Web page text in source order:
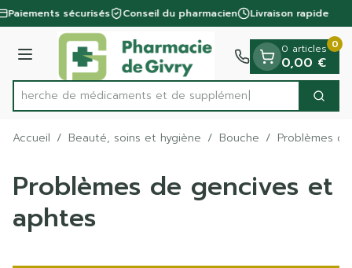
Aller au contenu
1 de 1
Paiements sécurisés Conseil du pharmacien Livraison rapide
Menu
Rechercher
Recherche de médicame
0 articles
0,00 €
0
Accueil / Beauté, soins et hygiène / Bouche / Problèmes
Problèmes de gencives et
aphtes